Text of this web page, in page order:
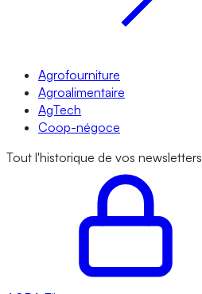
Agrofourniture
Agroalimentaire
AgTech
Coop-négoce
Tout l'historique de vos